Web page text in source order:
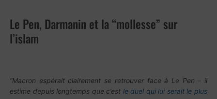
Le Pen, Darmanin et la “mollesse” sur
l’islam
“Macron espérait clairement se retrouver face à Le Pen – il
estime depuis longtemps que c’est le duel qui lui serait le plus